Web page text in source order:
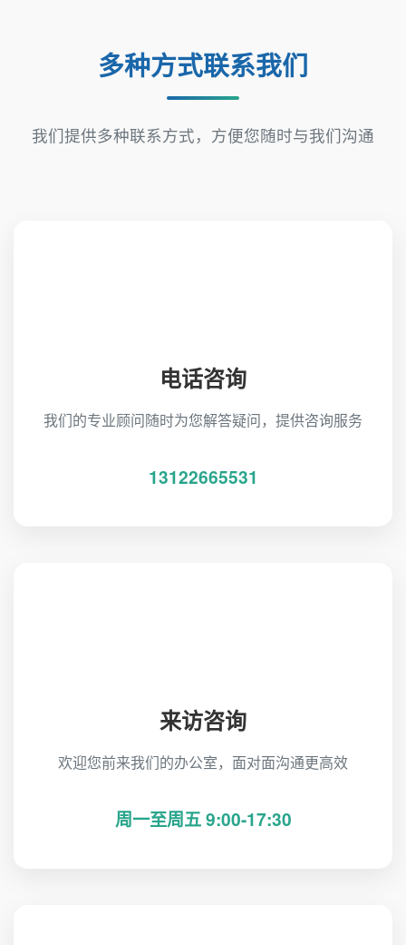
多种方式联系我们
我们提供多种联系方式，方便您随时与我们沟通
电话咨询
我们的专业顾问随时为您解答疑问，提供咨询服务
13122665531
来访咨询
欢迎您前来我们的办公室，面对面沟通更高效
周一至周五 9:00-17:30